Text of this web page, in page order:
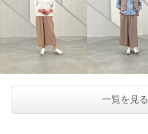
一覧を見る